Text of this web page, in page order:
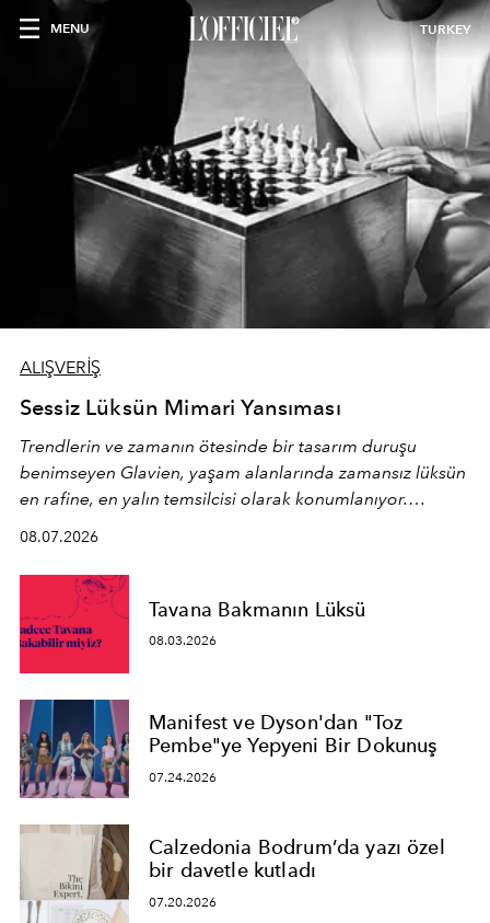
MENU TURKEY
ALIŞVERİŞ
Sessiz Lüksün Mimari Yansıması
Trendlerin ve zamanın ötesinde bir tasarım duruşu
benimseyen Glavien, yaşam alanlarında zamansız lüksün
en rafine, en yalın temsilcisi olarak konumlanıyor.
en yeni seçkisiyle bu imza felsefesini mekanlara taşıyor.
08.07.2026
Tavana Bakmanın Lüksü
08.03.2026
Manifest ve Dyson'dan "Toz
Pembe"ye Yepyeni Bir Dokunuş
07.24.2026
Calzedonia Bodrum’da yazı özel
bir davetle kutladı
07.20.2026